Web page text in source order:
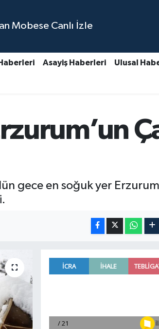
Mobese Canlı İzle
Asayiş Haberleri Ulusal
gece en soğuk yer